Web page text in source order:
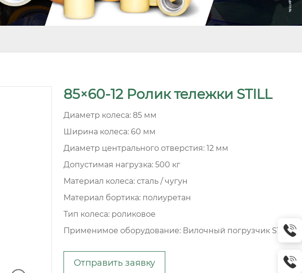
85×60-12 Ролик тележки STILL
Диаметр колеса: 85 мм
Ширина колеса: 60 мм
Диаметр центрального отверстия: 12 мм
Допустимая нагрузка: 500 кг
Материал колеса: сталь / чугун
Материал бортика: полиуретан
Тип колеса: роликовое
Применимое оборудование: Вилочный погрузчик STILL
Отправить заявку